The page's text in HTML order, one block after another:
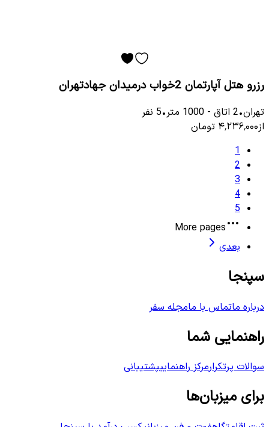
رزرو هتل آپارتمان 2خواب درمیدان جهادتهران
تهران•
2 اتاق -
1000 متر•
5 نفر
از۴٬۲۳۶٬۰۰۰ تومان
1
2
3
4
5
More pages
بعدی
سپنجا
درباره ماتماس با مامجله سفر
راهنمایی شما
سوالات پرتکرارمرکز راهنماییپشتیبانی
برای میزبان‌ها